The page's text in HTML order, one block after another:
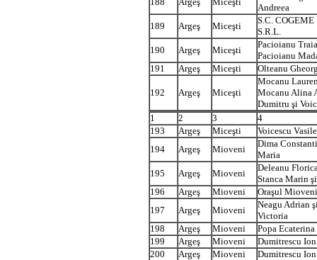
Andreea
189
Argeş Miceşti
S.C. COGEME
S.R.L.
190
Argeş Miceşti
Pacioianu
Pacioianu
191
Argeş Miceşti Olteanu
192 Argeş Miceşti
Mocanu
Mocanu Alina
Dumitru şi
1
2 3
4
193
Argeş Miceşti
Voicescu Vasile
194
Argeş Mioveni
Dima
Maria
195
Argeş Mioveni
Deleanu
Stanca Marin
196
Argeş Mioveni
Oraşul Mioveni
197
Argeş Mioveni
Neagu Adrian
Victoria
198
Argeş Mioveni
Popa Ecaterina
199
Argeş Mioveni
Dumitrescu Ion
200
Argeş Mioveni
Dumitrescu Ion